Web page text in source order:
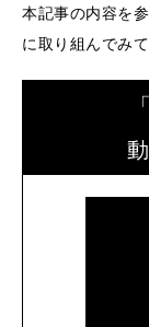
本記事の内容を
に取り組んでみて